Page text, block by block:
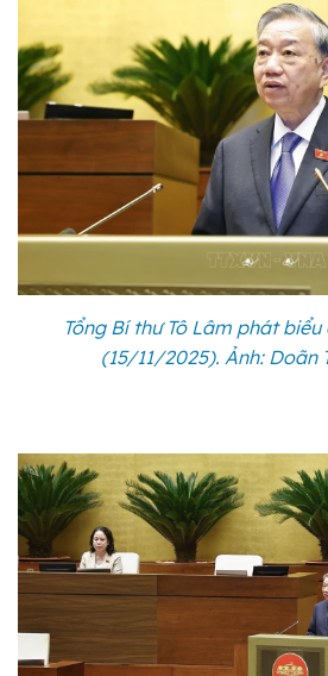
Tổng Bí thư Tô Lâm phát
(15/11/2025). Ảnh: Doãn